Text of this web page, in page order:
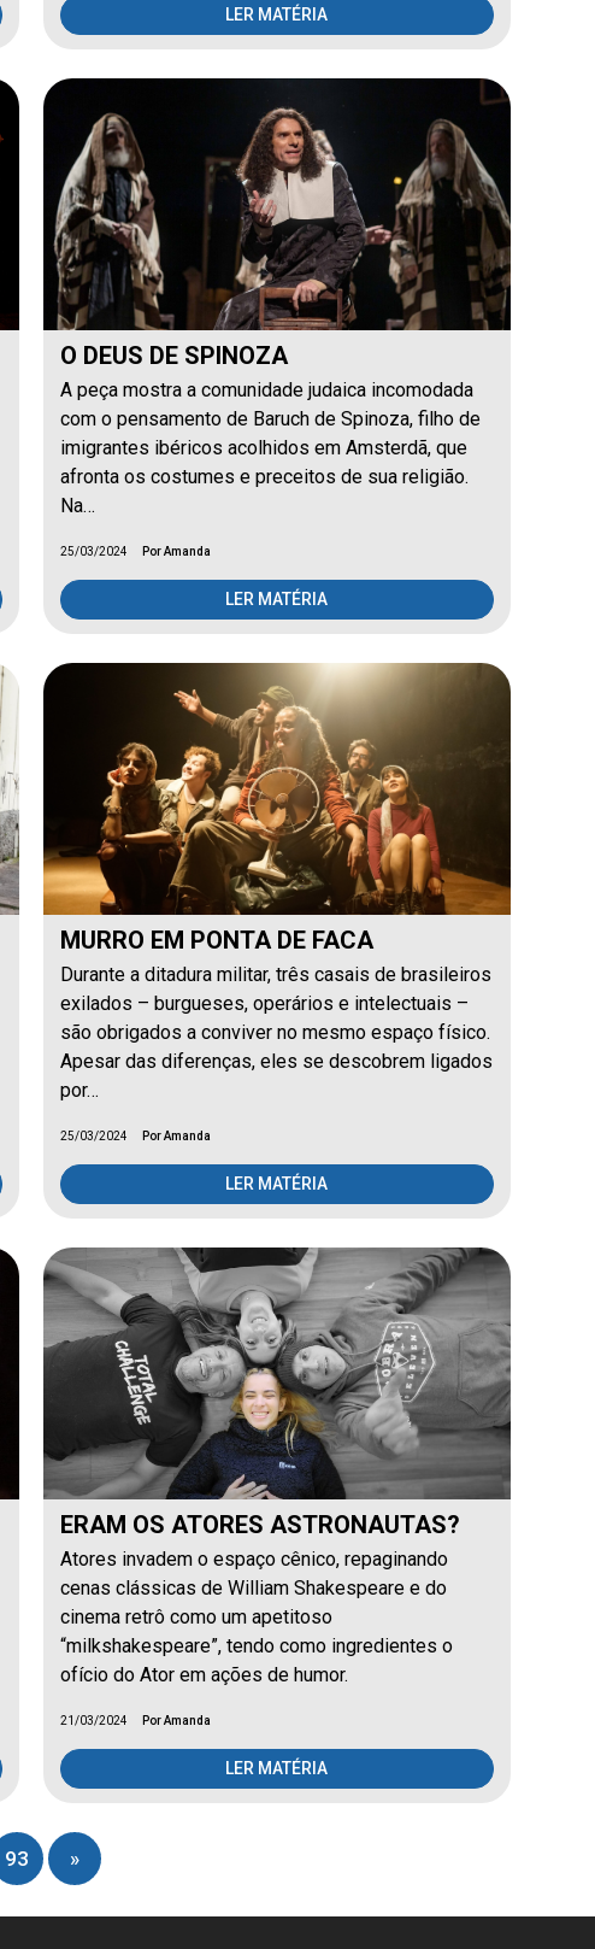
LER MATÉRIA
O DEUS DE SPINOZA
A peça mostra a comunidade judaica incomodada
com o pensamento de Baruch de Spinoza, filho de
imigrantes ibéricos acolhidos em Amsterdã, que
afronta os costumes e preceitos de sua religião.
Na…
25/03/2024 Por Amanda
LER MATÉRIA
MURRO EM PONTA DE FACA
Durante a ditadura militar, três casais de brasileiros
exilados – burgueses, operários e intelectuais –
são obrigados a conviver no mesmo espaço físico.
Apesar das diferenças, eles se descobrem ligados
por…
25/03/2024 Por Amanda
LER MATÉRIA
ERAM OS ATORES ASTRONAUTAS?
Atores invadem o espaço cênico, repaginando
cenas clássicas de William Shakespeare e do
cinema retrô como um apetitoso
“milkshakespeare”, tendo como ingredientes o
ofício do Ator em ações de humor.
21/03/2024 Por Amanda
LER MATÉRIA
93 »